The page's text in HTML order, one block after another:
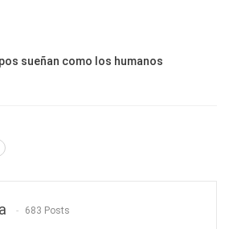
sueñan como los humanos
683 Posts